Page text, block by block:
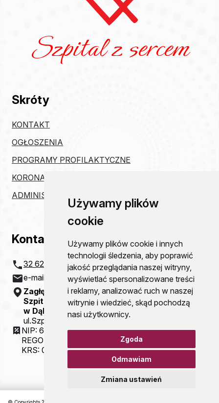
Używamy plików
cookie
Używamy plików cookie i innych
technologii śledzenia, aby poprawić
jakość przeglądania naszej witryny,
wyświetlać spersonalizowane treści
i reklamy, analizować ruch w naszej
witrynie i wiedzieć, skąd pochodzą
nasi użytkownicy.
Zgoda
Odmawiam
Zmiana ustawień
Szpital z sercem
Skróty
KONTAKT
OGŁOSZENIA
PROGRAMY PROFILAKTYCZNE
KORONAWIRUS
ADMINISTRACJA
Kontakt
32 621 20 00
e-mail:
szpital@zco-dg.pl
Zagłębiowskie Centrum Onkologii
Szpital Specjalistyczny im. Sz. Starkiewicza
w Dąbrowie Górniczej
ul.Szpitalna 13
NIP: 6292115781
REGON: 000310077
KRS: 0000054321